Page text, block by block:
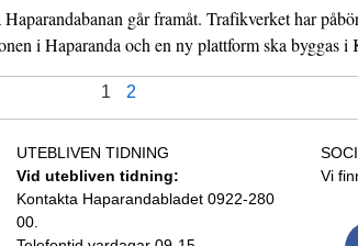
går framåt. Trafikverket har
i Haparanda och en ny plattform ska byggas i
1 2
UTEBLIVEN TIDNING
Vid utebliven tidning:
Kontakta Haparandabladet 0922-280
00.
Vi